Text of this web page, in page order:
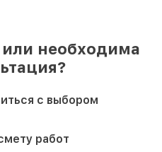
необходима
с выбором
работ